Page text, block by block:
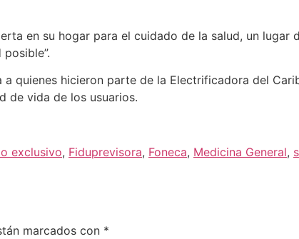
en su hogar para el cuidado de la salud, un lugar
quienes hicieron parte de la Electrificadora del
de vida de los usuarios.
exclusivo, Fiduprevisora, Foneca, Medicina General,
marcados con *